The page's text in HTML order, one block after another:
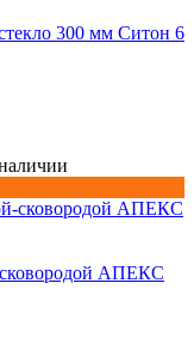
300 мм Ситон 6
АПЕКС